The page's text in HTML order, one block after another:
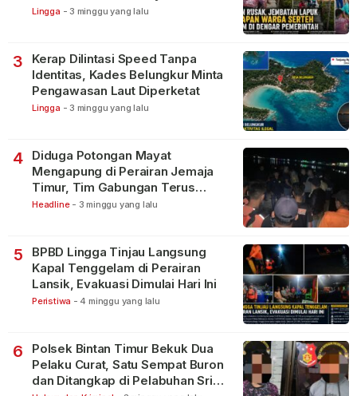
Lingga - 3 minggu yang lalu
3
Kerap Dilintasi Speed Tanpa
Identitas, Kades Belungkur Minta
Pengawasan Laut Diperketat
Lingga - 3 minggu yang lalu
4
Diduga Potongan Mayat
Mengapung di Perairan Jemaja
Timur, Tim Gabungan Terus
Lakukan Pencarian
Headline - 3 minggu yang lalu
5
BPBD Lingga Tinjau Langsung
Kapal Tenggelam di Perairan
Lansik, Evakuasi Dimulai Hari Ini
Peristiwa - 4 minggu yang lalu
6
Polsek Bintan Timur Bekuk Dua
Pelaku Curat, Satu Sempat Buron
dan Ditangkap di Pelabuhan Sri